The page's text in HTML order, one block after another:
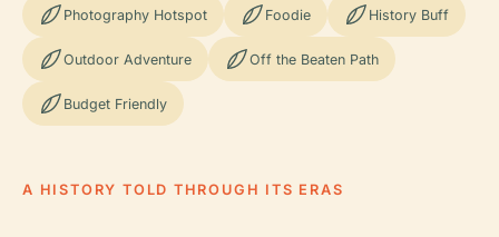
Photography Hotspot Foodie History Buff
Outdoor Adventure Off the Beaten Path
Budget Friendly
A HISTORY TOLD THROUGH ITS ERAS